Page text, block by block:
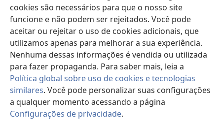
cookies são necessários para que o nosso site
funcione e não podem ser rejeitados. Você pode
aceitar ou rejeitar o uso de cookies adicionais, que
utilizamos apenas para melhorar a sua experiência.
Nenhuma dessas informações é vendida ou utilizada
para fazer propaganda. Para saber mais, leia a
Política global sobre uso de cookies e tecnologias
similares. Você pode personalizar suas configurações
a qualquer momento acessando a página
Configurações de privacidade.
janela)JW Hub
(abre
nova
janela)JW Library
Watchtower Library
Copyright© 2026 Watch Tower Bible and Tract Society of Pennsylvania.
TERMOS DE USO | POLÍTICA DE PRIVACIDADE